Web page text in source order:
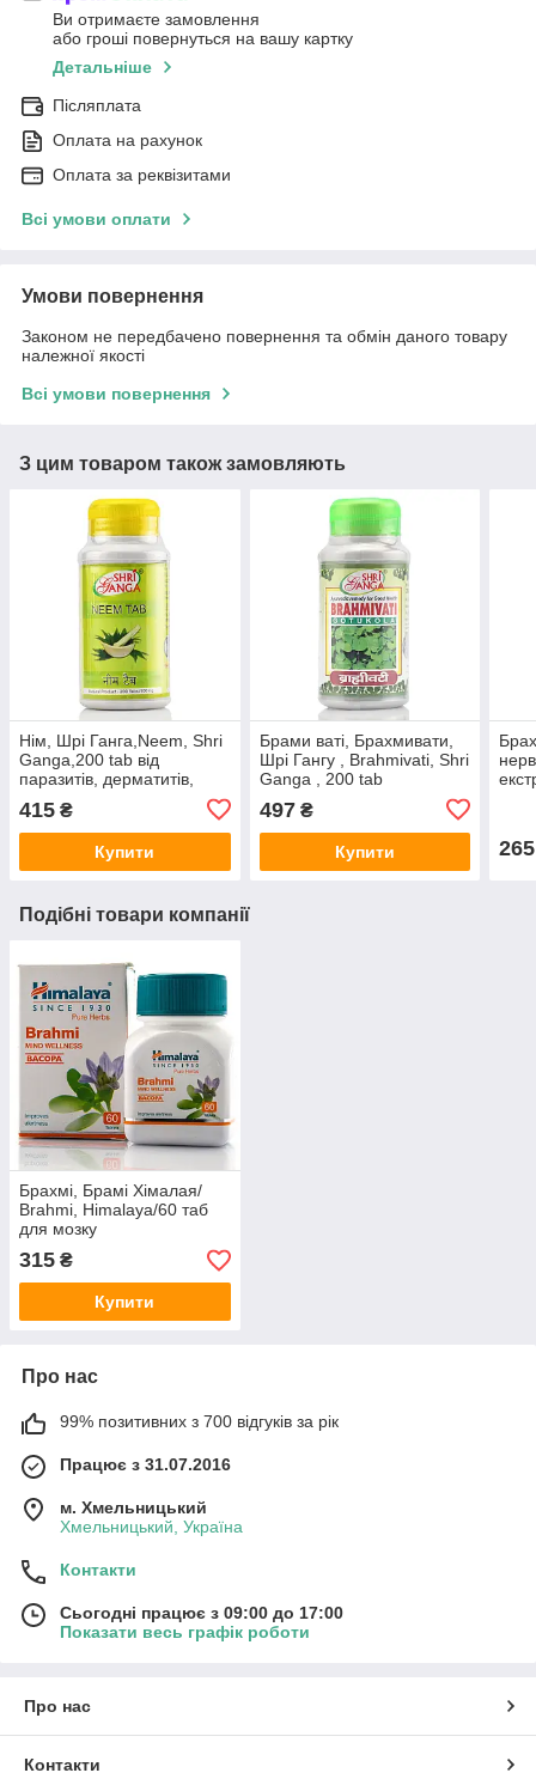
Ви отримаєте замовлення
або гроші повернуться на вашу картку
Детальніше
Післяплата
Оплата на рахунок
Оплата за реквізитами
Всі умови оплати
Умови повернення
Законом не передбачено повернення та обмін даного товару
належної якості
Всі умови повернення
З цим товаром також замовляють
Нім, Шрі Ганга,Neem, Shri
Ganga,200 tab від
паразитів, дерматитів,
антибіотик
415 ₴
Купити
Брами ваті, Брахмивати,
Шрі Гангу , Brahmivati, Shri
Ganga , 200 tab
тривожності
497₴
Купити 265
Подібні товари компанії
Брахмі, Брамі Хімалая/
Brahmi, Himalaya/60 таб
для мозку
315 ₴
Купити
Про нас
99% позитивних з 700 відгуків за рік
Працює з 31.07.2016
м. Хмельницький
Хмельницький, Україна
Контакти
Сьогодні працює з 09:00 до 17:00
Показати весь графік роботи
Про нас
Контакти